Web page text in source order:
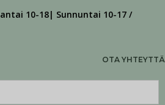
10-18| Sunnuntai 10-17 /
OTA YHTEYTTÄ